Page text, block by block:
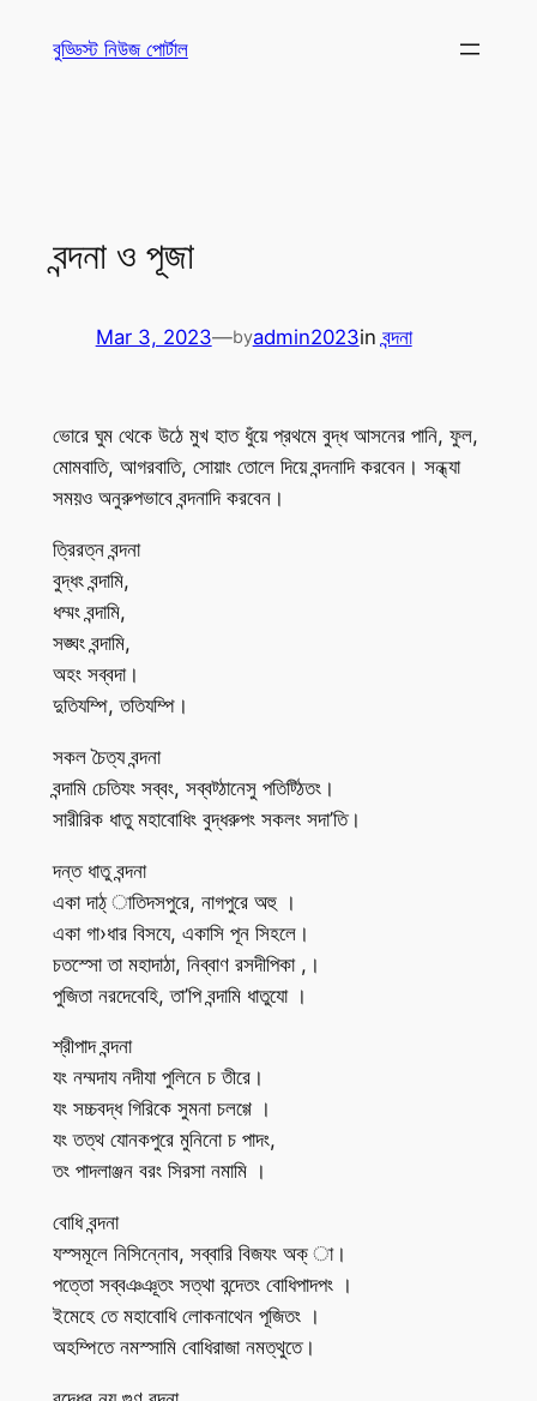
বুড্ডিস্ট নিউজ পোর্টাল
বন্দনা ও পূজা
Mar 3, 2023—byadmin2023inবন্দনা
ভোরে ঘুম থেকে উঠে মুখ হাত ধুঁয়ে প্রথমে বুদ্ধ আসনের পানি, ফুল,
মোমবাতি, আগরবাতি, সোয়াং তোলে দিয়ে বন্দনাদি করবেন। সন্ধ্যা
সময়ও অনুরুপভাবে বন্দনাদি করবেন।
ত্রিরত্ন বন্দনা
বুদ্ধং বন্দামি,
ধম্মং বন্দামি,
সঙ্ঘং বন্দামি,
অহং সব্বদা।
দুতিযম্পি, ততিযম্পি।
সকল চৈত্য বন্দনা
বন্দামি চেতিযং সব্বং, সব্বট্ঠানেসু পতিট্ঠিতং।
সারীরিক ধাতু মহাবোধিং বুদ্ধরুপং সকলং সদা’তি।
দন্ত ধাতু বন্দনা
একা দাঠ্ াতিদসপুরে, নাগপুরে অহু ।
একা গা›ধার বিসযে, একাসি পূন সিহলে।
চতস্সো তা মহাদাঠা, নিব্বাণ রসদীপিকা ,।
পুজিতা নরদেবেহি, তা’পি বন্দামি ধাতুযো ।
শ্রীপাদ বন্দনা
যং নম্মদায নদীযা পুলিনে চ তীরে।
যং সচ্চবদ্ধ গিরিকে সুমনা চলগ্গে ।
যং তত্থ যোনকপুরে মুনিনো চ পাদং,
তং পাদলাঞ্জন বরং সিরসা নমামি ।
বোধি বন্দনা
যস্সমূলে নিসিন্নোব, সব্বারি বিজযং অক্ া।
পত্তো সব্বঞঞূতং সত্থা বন্দেতং বোধিপাদপং ।
ইমেহে তে মহাবোধি লোকনাথেন পূজিতং ।
অহম্পিতে নমস্সামি বোধিরাজা নমত্থুতে।